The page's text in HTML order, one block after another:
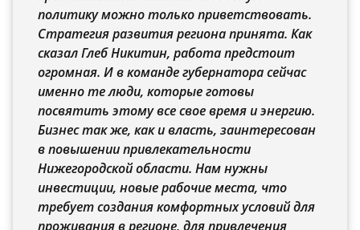
политику можно только приветствовать.
Стратегия развития региона принята. Как
сказал Глеб Никитин, работа предстоит
огромная. И в команде губернатора сейчас
именно те люди, которые готовы
посвятить этому все свое время и энергию.
Бизнес так же, как и власть, заинтересован
в повышении привлекательности
Нижегородской области. Нам нужны
инвестиции, новые рабочие места, что
требует создания комфортных условий для
проживания в регионе, для привлечения